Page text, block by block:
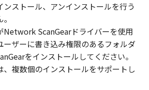
よびアップデート
ヤノンの子会社、関係会社、それ
店および販売店、並びにキヤノン
ーは、お客様による「本ソフトウ
を支援すること、および「本ソフ
対してアップデート、バグの修正
ートを行うことについて、いかな
ストール、アンインストールを行う
Network ScanGearドライバーを使用
ーザーに書き込み権限のあるフォルダ
をインストールしてください。
、複数個のインストールをサポートし